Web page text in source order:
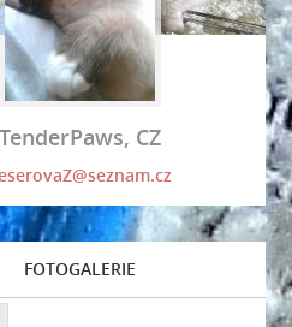
TenderPaws, CZ
FOTOGALERIE